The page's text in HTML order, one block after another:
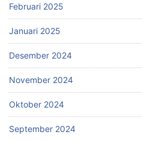
Februari 2025
Januari 2025
Desember 2024
November 2024
Oktober 2024
September 2024